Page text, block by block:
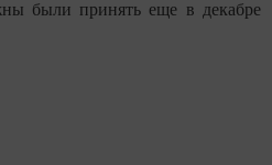
были принять еще в декабре